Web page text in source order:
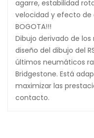
agarre, estabilidad
velocidad y efecto de
BOGOTA!!!
Dibujo derivado de
diseño del dibujo del
últimos neumáticos
Bridgestone. Está
maximizar las
contacto.